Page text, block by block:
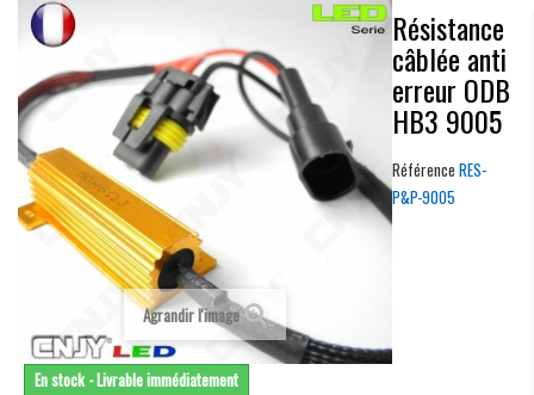
Agrandir l'image
Résistance
câblée anti
erreur ODB
HB3 9005
Référence RES-
P&P-9005
En stock - Livrable immédiatement